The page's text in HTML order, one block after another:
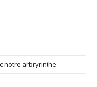
notre arbryrinthe